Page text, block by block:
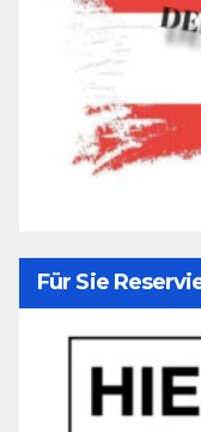
Für Sie